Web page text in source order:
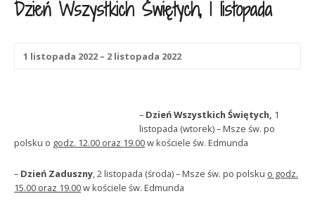
Dzień Wszystkich Świętych, 1 listopada
1 listopada 2022 – 2 listopada 2022
– Dzień Wszystkich Świętych, 1
listopada (wtorek) – Msze św. po
polsku o godz. 12.00 oraz 19.00w kościele św. Edmunda
– Dzień Zaduszny, 2 listopada (środa) – Msze św. po polsku o godz.
15.00 oraz 19.00w kościele św. Edmunda